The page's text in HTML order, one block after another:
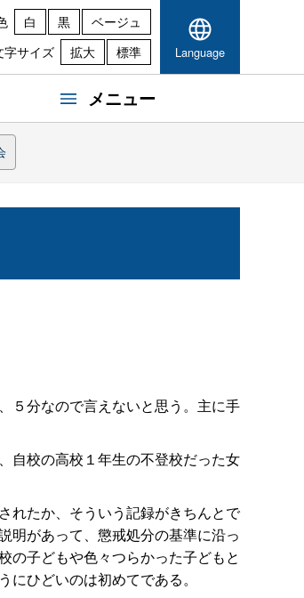
白 黒
ベージュ
字サイズ
拡大 標準 Language
メニュー
５分なので言えないと思う。主に手
自校の高校１年生の不登校だった女
れたか、そういう記録がきちんとで
明があって、懲戒処分の基準に沿っ
の子どもや色々つらかった子どもと
ひどいのは初めてである。